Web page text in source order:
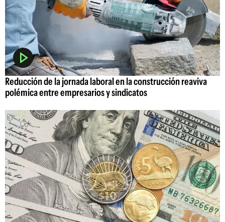
Reducción de la jornada laboral en la construcción reaviva
polémica entre empresarios y sindicatos